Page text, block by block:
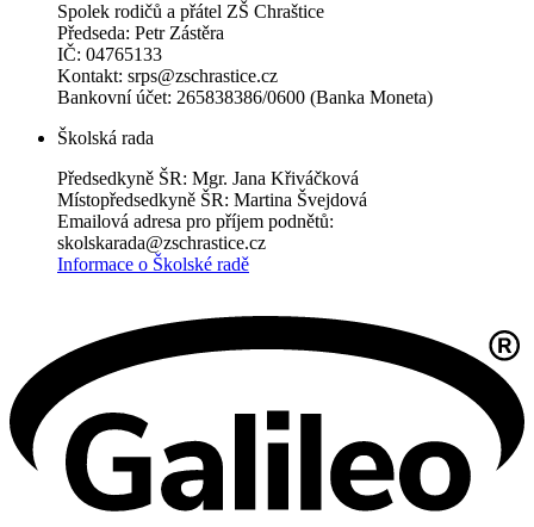
Spolek rodičů a přátel ZŠ Chraštice
Předseda: Petr Zástěra
IČ: 04765133
Kontakt: srps@zschrastice.cz
Bankovní účet: 265838386/0600 (Banka Moneta)
Školská rada
Předsedkyně ŠR: Mgr. Jana Křiváčková
Místopředsedkyně ŠR: Martina Švejdová
Emailová adresa pro příjem podnětů:
skolskarada@zschrastice.cz
Informace o Školské radě